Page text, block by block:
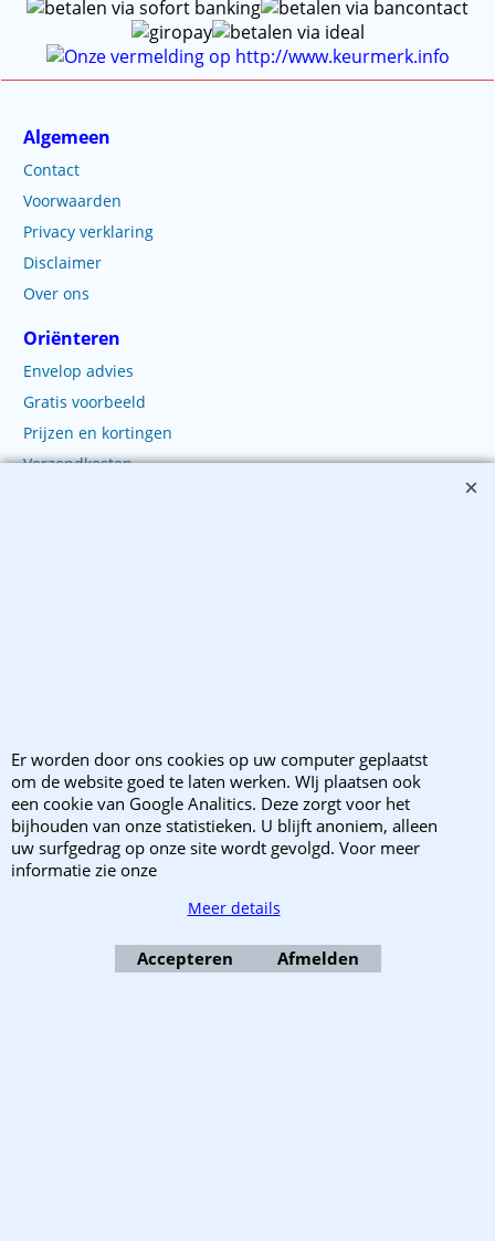
Algemeen
Contact
Voorwaarden
Privacy verklaring
Disclaimer
Over ons
Oriënteren
Envelop advies
Gratis voorbeeld
Prijzen en kortingen
Verzendkosten
Retourzendingen
Klachten?
Copyright 2003-2025 EnvelopShop. Alle rechten voorbehouden. EnvelopShop is
Er worden door ons cookies op uw computer geplaatst
om de website goed te laten werken. WIj plaatsen ook
een cookie van Google Analitics. Deze zorgt voor het
bijhouden van onze statistieken. U blijft anoniem, alleen
uw surfgedrag op onze site wordt gevolgd. Voor meer
informatie zie onze
Meer details
Accepteren Afmelden